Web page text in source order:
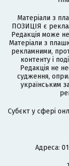
Матеріали з
ПОЗИЦІЯ є
Редакція може
Матеріали з
рекламними,
контенту і
Редакція не
судження,
українським
Cубєкт у сфері
Адреса: